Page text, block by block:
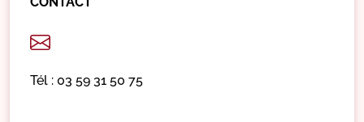
Tél : 03 59 31 50 75